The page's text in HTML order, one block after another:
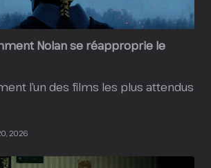
Nolan se réapproprie le
l’un des films les plus attendus
2026